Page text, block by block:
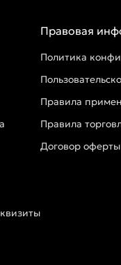
Правовая
Политика
Правила
Правила
Договор оферты